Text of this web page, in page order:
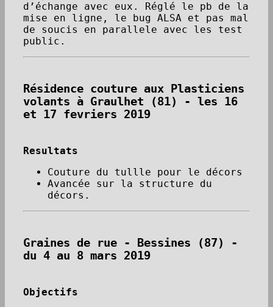
d’échange avec eux. Réglé le pb de la
mise en ligne, le bug ALSA et pas mal
de soucis en parallele avec les test
public.
Résidence couture aux Plasticiens
volants à Graulhet (81) - les 16
et 17 fevriers 2019
Resultats
Couture du tullle pour le décors
Avancée sur la structure du
décors.
Graines de rue - Bessines (87) -
du 4 au 8 mars 2019
Objectifs